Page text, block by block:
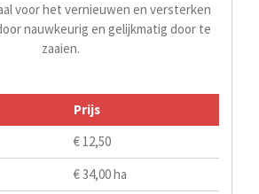
voor het vernieuwen en versterken
nauwkeurig en gelijkmatig door te
zaaien.
Prijs
€ 12,50
€ 34,00 ha